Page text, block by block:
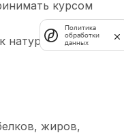
курсом
натуральная
жиров,
Политика
обработки
данных